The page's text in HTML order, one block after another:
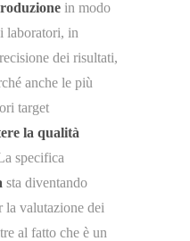
in modo
laboratori, in
dei risultati,
anche le più
target
la qualità
specifica
sta diventando
la valutazione dei
al fatto che è un